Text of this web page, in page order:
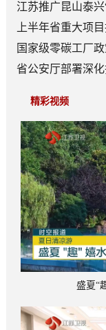
江苏推广昆山泰
“老大难”
上半年省重大项
百分点
国家级零碳工厂
省公安厅部署深
精彩视频
盛夏“